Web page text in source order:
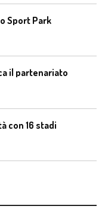
Sport Park
il partenariato
con 16 stadi